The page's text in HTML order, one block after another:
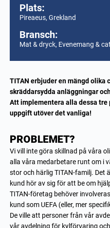
Plats:
Pireaeus, Grekland
Bransch:
Mat & dryck, Evenemang &
TITAN erbjuder en mängd
skräddarsydda anläggningar
Att implementera alla dessa tre
uppgift utöver det vanliga!
PROBLEMET?
Vi vill inte göra skillnad på våra
alla våra medarbetare runt om i
stor och härlig TITAN-familj. Det
kund hör av sig för att be om
TITAN-företag behöver
kund som UEFA (eller, mer
De ville att personer från vår
vår avdelning för kylförvaring